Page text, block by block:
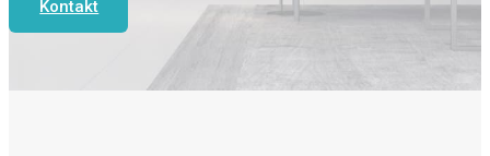
Kontakt